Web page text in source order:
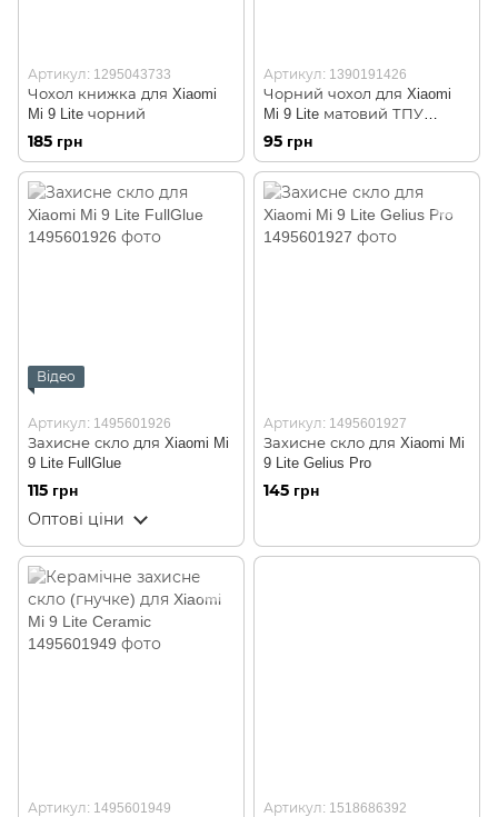
Артикул: 1295043733
Чохол книжка для Xiaomi
Mi 9 Lite чорний
185 грн
Артикул: 1390191426
Чорний чохол для Xiaomi
Mi 9 Lite матовий ТПУ
(бампер)
95 грн
Відео
Артикул: 1495601926
Захисне скло для Xiaomi Mi
9 Lite FullGlue
115 грн
Оптові ціни
Артикул: 1495601927
Захисне скло для Xiaomi Mi
9 Lite Gelius Pro
145 грн
Артикул: 1495601949 Артикул: 1518686392